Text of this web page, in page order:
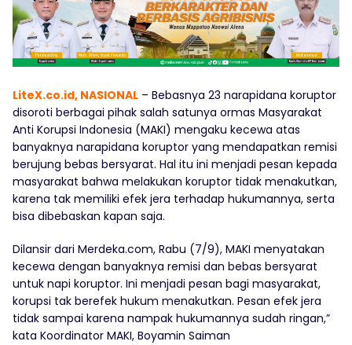
LiteX.co.id, NASIONAL – Bebasnya 23 narapidana koruptor
disoroti berbagai pihak salah satunya ormas Masyarakat
Anti Korupsi Indonesia (MAKI) mengaku kecewa atas
banyaknya narapidana koruptor yang mendapatkan remisi
berujung bebas bersyarat. Hal itu ini menjadi pesan kepada
masyarakat bahwa melakukan koruptor tidak menakutkan,
karena tak memiliki efek jera terhadap hukumannya, serta
bisa dibebaskan kapan saja.
Dilansir dari Merdeka.com, Rabu (7/9), MAKI menyatakan
kecewa dengan banyaknya remisi dan bebas bersyarat
untuk napi koruptor. Ini menjadi pesan bagi masyarakat,
korupsi tak berefek hukum menakutkan. Pesan efek jera
tidak sampai karena nampak hukumannya sudah ringan,”
kata Koordinator MAKI, Boyamin Saiman